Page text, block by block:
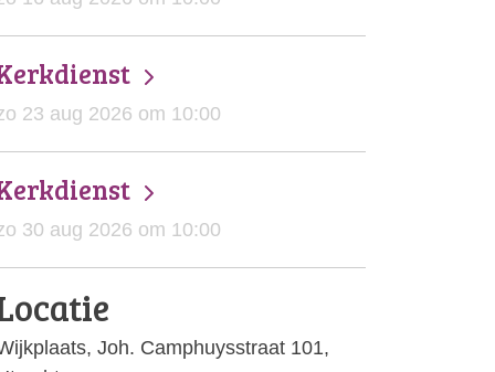
23 aug 2026 om 10:00
30 aug 2026 om 10:00
Joh. Camphuysstraat 101,